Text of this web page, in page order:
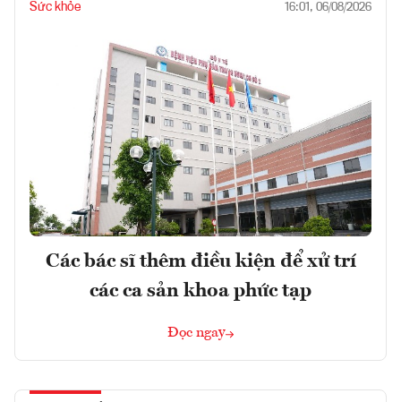
Sức khỏe 16:01, 06/08/2026
Các bác sĩ thêm điều kiện để xử trí
các ca sản khoa phức tạp
Đọc ngay